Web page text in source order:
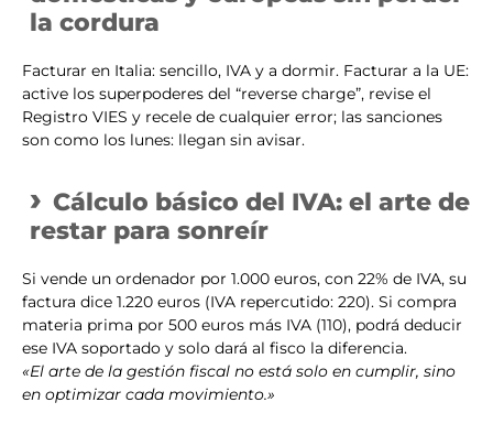
la cordura
Facturar en Italia: sencillo, IVA y a dormir. Facturar a la UE:
active los superpoderes del “reverse charge”, revise el
Registro VIES y recele de cualquier error; las sanciones
son como los lunes: llegan sin avisar.
Cálculo básico del IVA: el arte de
restar para sonreír
Si vende un ordenador por 1.000 euros, con 22% de IVA, su
factura dice 1.220 euros (IVA repercutido: 220). Si compra
materia prima por 500 euros más IVA (110), podrá deducir
ese IVA soportado y solo dará al fisco la diferencia.
«El arte de la gestión fiscal no está solo en cumplir, sino
en optimizar cada movimiento.»